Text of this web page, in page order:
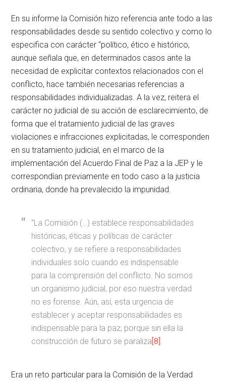
En su informe la Comisión hizo referencia ante todo a las
responsabilidades desde su sentido colectivo y como lo
especifica con carácter “político, ético e histórico,
aunque señala que, en determinados casos ante la
necesidad de explicitar contextos relacionados con el
conflicto, hace también necesarias referencias a
responsabilidades individualizadas. A la vez, reitera el
carácter no judicial de su acción de esclarecimiento, de
forma que el tratamiento judicial de las graves
violaciones e infracciones explicitadas, le corresponden
en su tratamiento judicial, en el marco de la
implementación del Acuerdo Final de Paz a la JEP y le
correspondían previamente en todo caso a la justicia
ordinaria, donde ha prevalecido la impunidad.
“La Comisión (…) establece responsabilidades
históricas, éticas y políticas de carácter
colectivo, y se refiere a responsabilidades
individuales solo cuando es indispensable
para la comprensión del conflicto. No somos
un organismo judicial, por eso nuestra verdad
no es forense. Aún, así, esta urgencia de
establecer y aceptar responsabilidades es
indispensable para la paz, porque sin ella la
construcción de futuro se paraliza[8]
Era un reto particular para la Comisión de la Verdad